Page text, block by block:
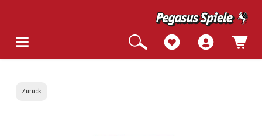
Zurück